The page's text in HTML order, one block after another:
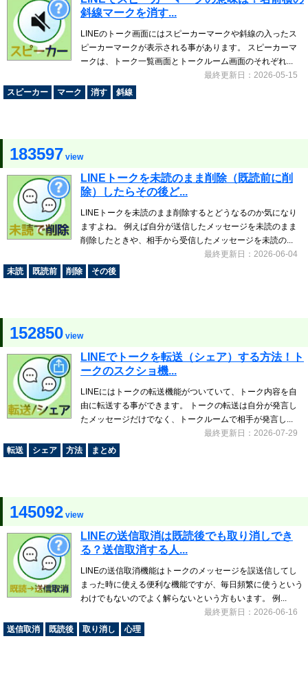
斜線マークを消す...
LINEのトーク画面にはスピーカーマークや斜線の入ったス
ピーカーマークが表示される事があります。 スピーカーマ
ークは、トーク一覧画面とトークルーム画面のそれぞれ...
最終更新日：2026-05-15
スピーカー
マーク 消す 斜線
183597 view
LINEトークを未読のまま削除（既読前に削
除）したらその後ど...
LINEトークを未読のまま削除するとどうなるのか気になり
ますよね。 例えば自分が送信したメッセージを未読のまま
削除したときや、相手から受信したメッセージを未読の...
最終更新日：2026-06-04
未読
既読前 削除 その後
152850 view
LINEでトークを転送（シェア）する方法！ト
ークのスクショ機...
LINEにはトークの転送機能がついていて、トーク内容を自
由に転送する事ができます。 トークの転送は自分が発言し
たメッセージだけでなく、トークルームで相手が発言し...
最終更新日：2026-07-29
転送
シェア 方法 まとめ
145092 view
LINEの送信取消は既読後でも取り消しでき
る？送信取消する人...
LINEの送信取消機能はトークのメッセージを誤送信してし
まった時に使える便利な機能ですが、毎日頻繁に使うという
わけでもないのでよく解らないという方もいます。 例...
最終更新日：2026-06-16
送信取消
既読後 取り消し 心理